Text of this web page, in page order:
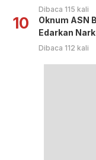
Dibaca 115 kali
10
Oknum ASN
Edarkan
Dibaca 112 kali